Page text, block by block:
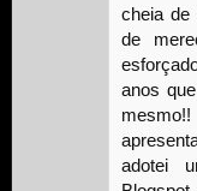
cheia de
de
anos
adotei